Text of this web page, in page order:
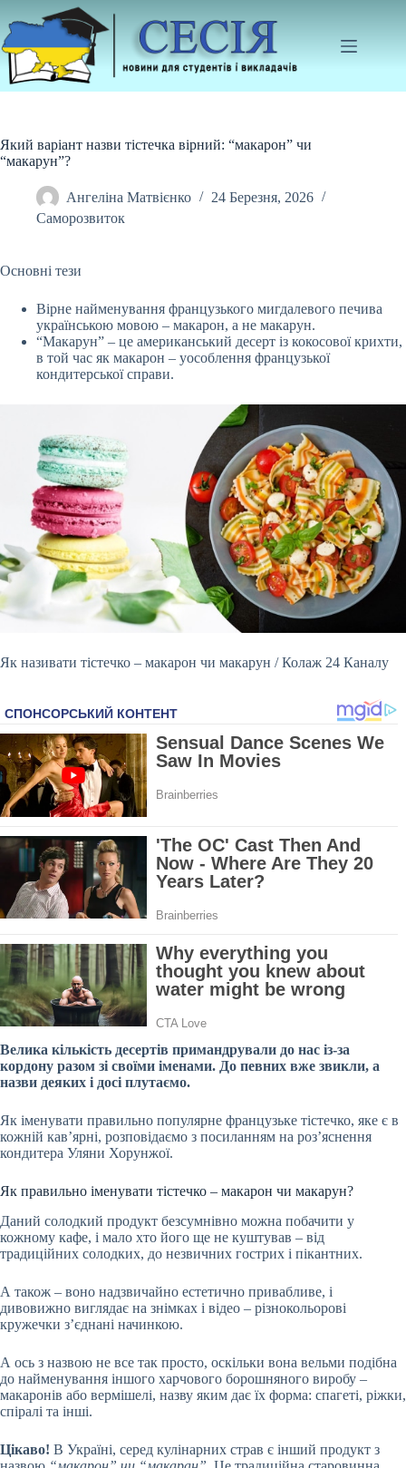
до
вмісту
Який варіант назви тістечка вірний: “макарон” чи
“макарун”?
Ангеліна Матвієнко
24 Березня, 2026
Саморозвиток
Основні тези
Вірне найменування французького мигдалевого печива
українською мовою – макарон, а не макарун.
“Макарун” – це американський десерт із кокосової крихти,
в той час як макарон – уособлення французької
кондитерської справи.
Як називати тістечко – макарон чи макарун / Колаж 24 Каналу
Велика кількість десертів примандрували до нас із-за
кордону разом зі своїми іменами. До певних вже звикли, а
назви деяких і досі плутаємо.
Як іменувати правильно популярне французьке тістечко, яке є в
кожній кав’ярні, розповідаємо з посиланням на роз’яснення
кондитера Уляни Хорунжої.
Як правильно іменувати тістечко – макарон чи макарун?
Даний солодкий продукт безсумнівно можна побачити у
кожному кафе, і мало хто його ще не куштував – від
традиційних солодких, до незвичних гострих і пікантних.
А також – воно надзвичайно естетично привабливе, і
дивовижно виглядає на знімках і відео – різнокольорові
кружечки з’єднані начинкою.
А ось з назвою не все так просто, оскільки вона вельми подібна
до найменування іншого харчового борошняного виробу –
макаронів або вермішелі, назву яким дає їх форма: спагеті, ріжки,
спіралі та інші.
Цікаво! В Україні, серед кулінарних страв є інший продукт з